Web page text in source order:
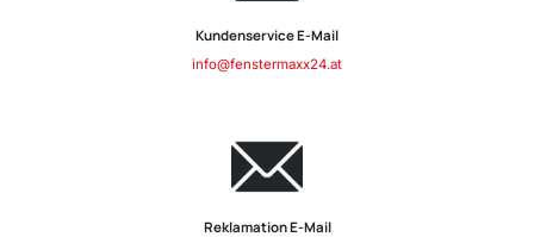
Kundenservice E-Mail
info@fenstermaxx24.at
Reklamation E-Mail